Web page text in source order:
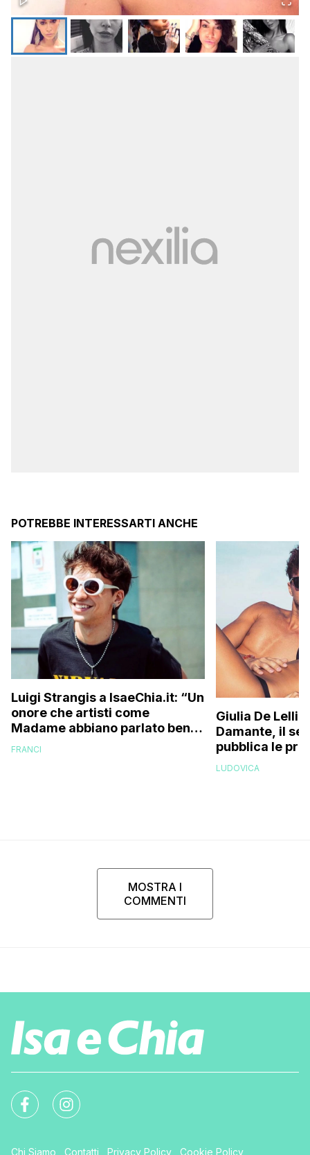
POTREBBE INTERESSARTI ANCHE
Luigi Strangis a IsaeChia.it: “Un
onore che artisti come
Madame abbiano parlato bene
di me, ma prima di pensare alle
FRANCI
Giulia De Lellis
Damante, il
pubblica le
dopo il ritorno
LUDOVICA
MOSTRA I
COMMENTI
Chi Siamo Contatti Privacy Policy Cookie Policy